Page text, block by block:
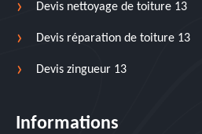
Devis nettoyage de toiture 13
Devis réparation de toiture 13
Devis zingueur 13
Informations